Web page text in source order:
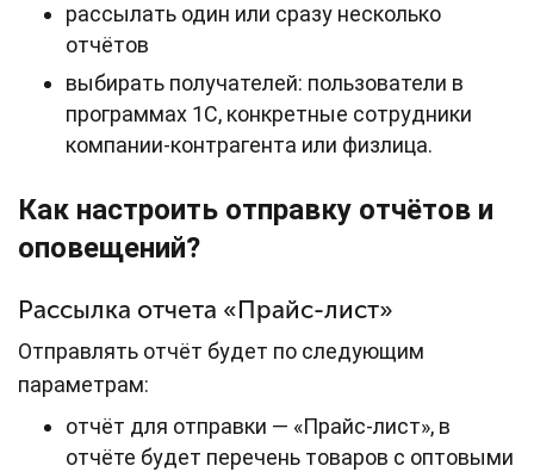
рассылать один или сразу несколько
отчётов
выбирать получателей: пользователи в
программах 1С, конкретные сотрудники
компании-контрагента или физлица.
Как настроить отправку отчётов и
оповещений?
Рассылка отчета «Прайс-лист»
Отправлять отчёт будет по следующим
параметрам:
отчёт для отправки — «Прайс-лист», в
отчёте будет перечень товаров с оптовыми